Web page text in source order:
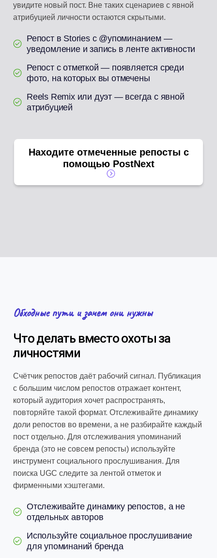
увидите новый пост. Вне таких сценариев с явной
атрибуцией личности остаются скрытыми.
Репост в Stories с @упоминанием —
уведомление и запись в ленте активности
Репост с отметкой — появляется среди
фото, на которых вы отмечены
Reels Remix или дуэт — всегда с явной
атрибуцией
Находите отмеченные репосты с
помощью PostNext
Обходные пути и зачем они нужны
Что делать вместо охоты за
личностями
Счётчик репостов даёт рабочий сигнал. Публикация
с большим числом репостов отражает контент,
который аудитория хочет распространять,
повторяйте такой формат. Отслеживайте динамику
доли репостов во времени, а не разбирайте каждый
пост отдельно. Для отслеживания упоминаний
бренда (это не совсем репосты) используйте
инструмент социального прослушивания. Для
поиска UGC следите за лентой отметок и
фирменными хэштегами.
Отслеживайте динамику репостов, а не
отдельных авторов
Используйте социальное прослушивание
для упоминаний бренда